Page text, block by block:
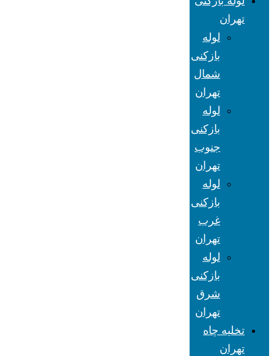
تهران
لوله
بازکنی
شمال
تهران
لوله
بازکنی
جنوب
تهران
لوله
بازکنی
غرب
تهران
لوله
بازکنی
شرق
تهران
تخلیه چاه
تهران